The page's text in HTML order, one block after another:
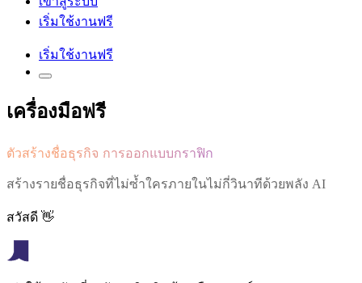
เริ่มใช้งานฟรี
เริ่มใช้งานฟรี
เครื่องมือฟรี
ตัวสร้างชื่อธุรกิจ การออกแบบกราฟิก
สร้างรายชื่อธุรกิจที่ไม่ซ้ำใครภายในไม่กี่วินาทีด้วยพลัง AI
สวัสดี 👋